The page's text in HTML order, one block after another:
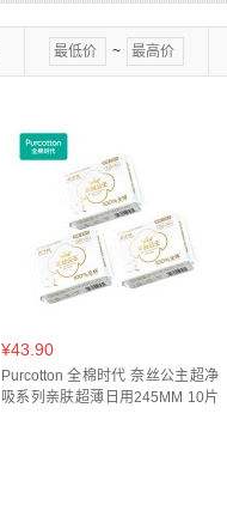
~
¥43.90
Purcotton 全棉时代 奈丝公主超净
吸系列亲肤超薄日用245MM 10片